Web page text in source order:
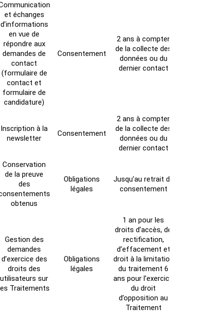
et échanges
d’informations
en vue de
répondre aux
demandes de
contact
(formulaire de
contact et
formulaire de
candidature)
Consentement
2 ans à compter
de la collecte des
données ou du
dernier contact
Inscription à la
newsletter
Consentement
2 ans à compter
de la collecte des
données ou du
dernier contact
Conservation
de la preuve
des
obtenus
Obligations
légales
Jusqu’au retrait du
consentement
Gestion des
demandes
d’exercice des
droits des
utilisateurs sur
Traitements
Obligations
légales
1 an pour les
droits d’accès, de
rectification,
d’effacement et
droit à la limitation
du traitement 6
ans pour l’exercice
du droit
d’opposition au
Traitement